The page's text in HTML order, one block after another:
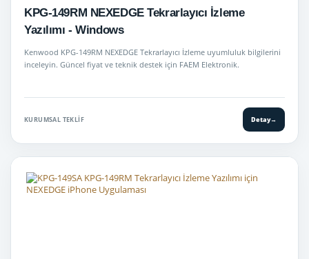
KPG-149RM NEXEDGE Tekrarlayıcı İzleme
Yazılımı - Windows
Kenwood KPG-149RM NEXEDGE Tekrarlayıcı İzleme uyumluluk bilgilerini
inceleyin. Güncel fiyat ve teknik destek için FAEM Elektronik.
KURUMSAL TEKLIF Detay→